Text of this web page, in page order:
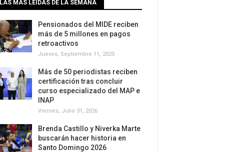
LAS MÁS LEÍDAS DE LA SEMANA
Pensionados del MIDE reciben
más de 5 millones en pagos
retroactivos
Jueves, Septiembre 11, 2025
Más de 50 periodistas reciben
certificación tras concluir
curso especializado del MAP e
INAP
Viernes, Julio 31, 2026
Brenda Castillo y Niverka Marte
buscarán hacer historia en
Santo Domingo 2026